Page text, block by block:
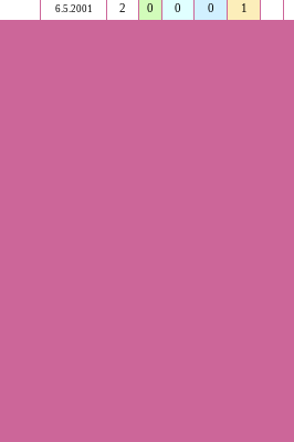
6.5.2001 2 0 0 0 1